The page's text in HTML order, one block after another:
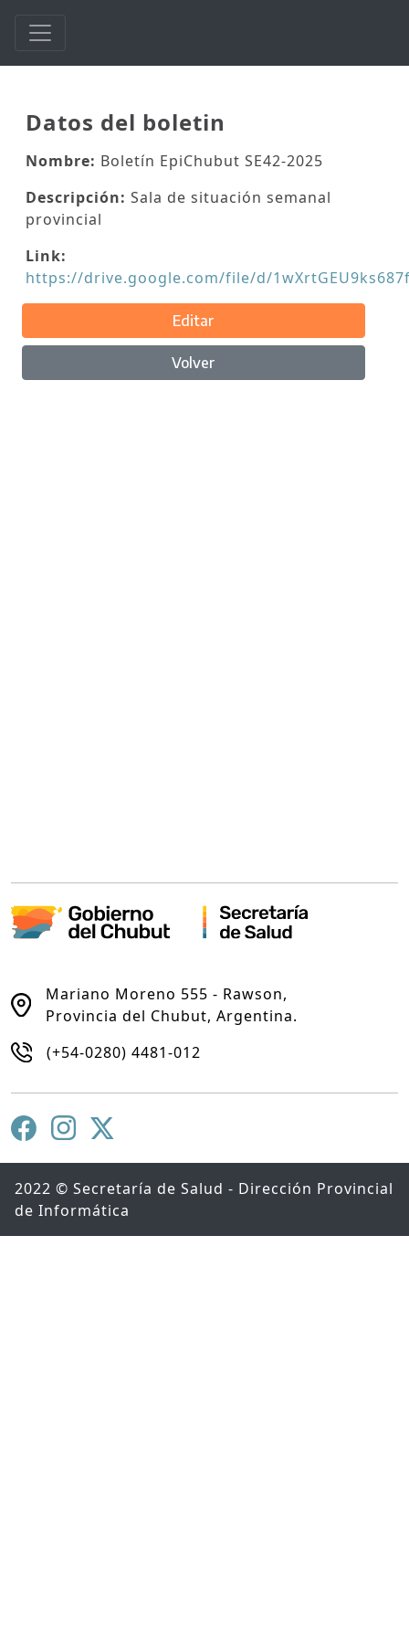
Datos del boletin
Nombre: Boletín EpiChubut SE42-2025
Descripción: Sala de situación semanal
provincial
Link:
https://drive.google.com/file/d/
Editar
Volver
Mariano Moreno 555 - Rawson,
Provincia del Chubut, Argentina.
(+54-0280) 4481-012
2022 © Secretaría de Salud - Dirección Provincial
de Informática